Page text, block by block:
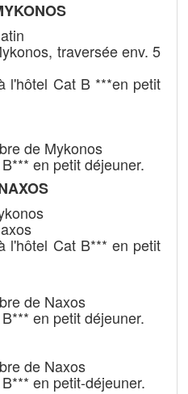
traversée env. 5
l'hôtel Cat B ***en petit
de Mykonos
en petit déjeuner.
l'hôtel Cat B*** en petit
de Naxos
en petit déjeuner.
de Naxos
en petit-déjeuner.